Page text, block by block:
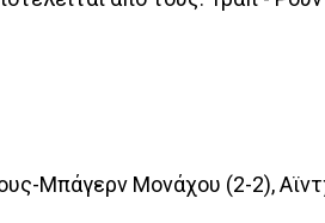
Μπάγερν Μονάχου (2-2),